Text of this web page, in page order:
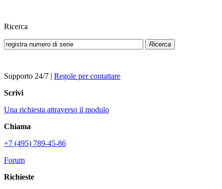
Ricerca
Ricerca
Supporto 24/7 | Regole per contattare
Scrivi
Una richiesta attraverso il modulo
Chiama
+7 (495) 789-45-86
Forum
Richieste